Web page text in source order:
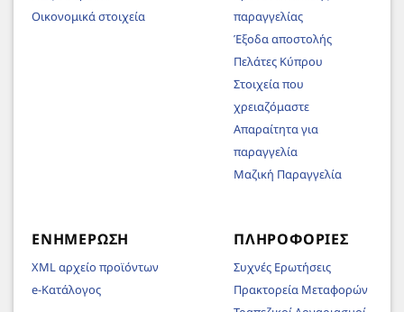
Οικονομικά στοιχεία
παραγγελίας
Έξοδα αποστολής
Πελάτες Κύπρου
Στοιχεία που
χρειαζόμαστε
Απαραίτητα για
παραγγελία
Μαζική Παραγγελία
ΕΝΗΜΈΡΩΣΗ
XML αρχείο προϊόντων
e-Κατάλογος
ΠΛΗΡΟΦΟΡΊΕΣ
Συχνές Ερωτήσεις
Πρακτορεία Μεταφορών